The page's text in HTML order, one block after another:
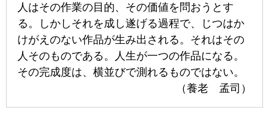
人はその作業の目的、その価値を問おうとす
る。しかしそれを成し遂げる過程で、じつはか
けがえのない作品が生み出される。それはその
人そのものである。人生が一つの作品になる。
その完成度は、横並びで測れるものではない。
（養老 孟司）